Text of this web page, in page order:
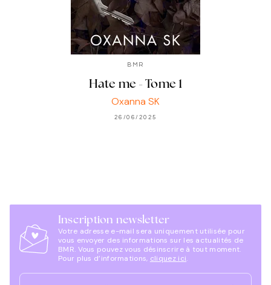
BMR
Hate me - Tome 1
Oxanna SK
26/06/2025
Inscription newsletter
Votre adresse e-mail sera uniquement utilisée pour
vous envoyer des informations sur les actualités de
BMR. Vous pouvez vous désinscrire à tout moment.
Pour plus d’informations, cliquez ici.